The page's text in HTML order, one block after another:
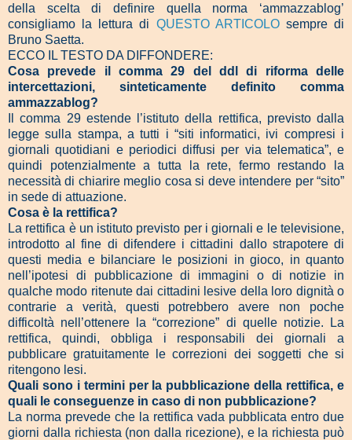
della scelta di definire quella norma ‘ammazzablog’
consigliamo la lettura di QUESTO ARTICOLOsempre di
Bruno Saetta.
ECCO IL TESTO DA DIFFONDERE:
Cosa prevede il comma 29 del ddl di riforma delle
intercettazioni, sinteticamente definito comma
ammazzablog?
Il comma 29 estende l’istituto della rettifica, previsto dalla
legge sulla stampa, a tutti i “siti informatici, ivi compresi i
giornali quotidiani e periodici diffusi per via telematica”, e
quindi potenzialmente a tutta la rete, fermo restando la
necessità di chiarire meglio cosa si deve intendere per “sito”
in sede di attuazione.
Cosa è la rettifica?
La rettifica è un istituto previsto per i giornali e le televisione,
introdotto al fine di difendere i cittadini dallo strapotere di
questi media e bilanciare le posizioni in gioco, in quanto
nell’ipotesi di pubblicazione di immagini o di notizie in
qualche modo ritenute dai cittadini lesive della loro dignità o
contrarie a verità, questi potrebbero avere non poche
difficoltà nell’ottenere la “correzione” di quelle notizie. La
rettifica, quindi, obbliga i responsabili dei giornali a
pubblicare gratuitamente le correzioni dei soggetti che si
ritengono lesi.
Quali sono i termini per la pubblicazione della rettifica, e
quali le conseguenze in caso di non pubblicazione?
La norma prevede che la rettifica vada pubblicata entro due
giorni dalla richiesta (non dalla ricezione), e la richiesta può